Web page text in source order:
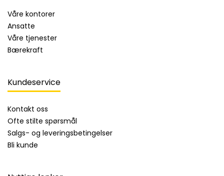
Våre kontorer
Ansatte
Våre tjenester
Bærekraft
Kundeservice
Kontakt oss
Ofte stilte spørsmål
Salgs- og leveringsbetingelser
Bli kunde